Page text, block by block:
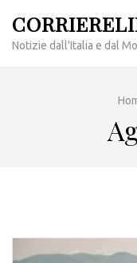
contenuto
Notizie dall'Italia e dal